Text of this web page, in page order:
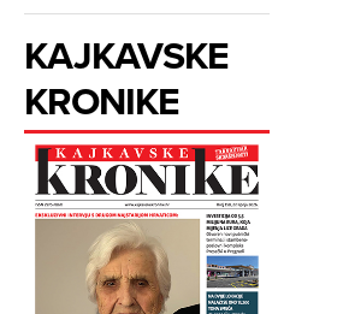
KAJKAVSKE
KRONIKE